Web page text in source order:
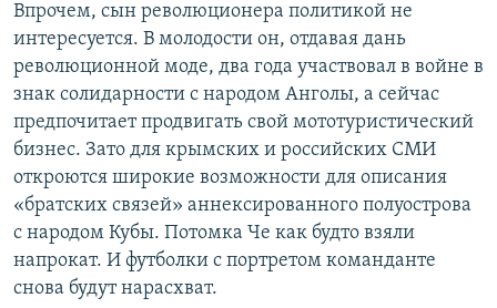
Впрочем, сын революционера политикой не
интересуется. В молодости он, отдавая дань
революционной моде, два года участвовал в войне в
знак солидарности с народом Анголы, а сейчас
предпочитает продвигать свой мототуристический
бизнес. Зато для крымских и российских СМИ
откроются широкие возможности для описания
«братских связей» аннексированного полуострова
с народом Кубы. Потомка Че как будто взяли
напрокат. И футболки с портретом команданте
снова будут нарасхват.